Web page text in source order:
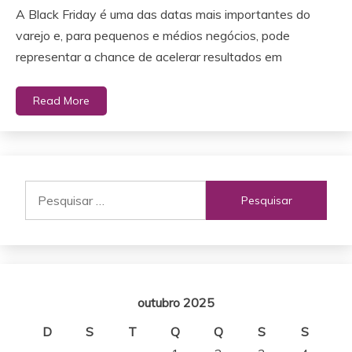
A Black Friday é uma das datas mais importantes do
varejo e, para pequenos e médios negócios, pode
representar a chance de acelerar resultados em
Read More
por:
outubro 2025
D
S T Q Q S
S